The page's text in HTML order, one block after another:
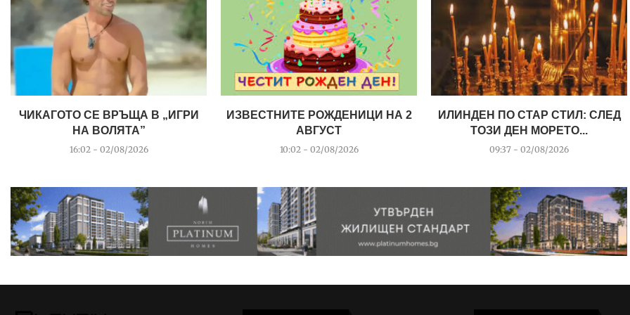
ЧИКАГОТО СЕ ВРЪЩА В „ИГРИ
НА ВОЛЯТА”
16:02 - 02/08/2026
ИЗВЕСТНИТЕ РОЖДЕНИЦИ НА 2
АВГУСТ
10:02 - 02/08/2026
ИЛИНДЕН ПО СТАР СТИЛ: СЛЕД
ТОЗИ ДЕН МОРЕТО...
09:37 - 02/08/2026